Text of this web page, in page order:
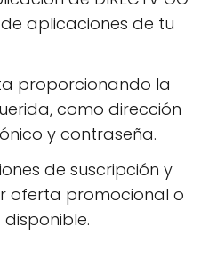
aplicaciones de tu
proporcionando la
como dirección
y contraseña.
de suscripción y
oferta promocional o